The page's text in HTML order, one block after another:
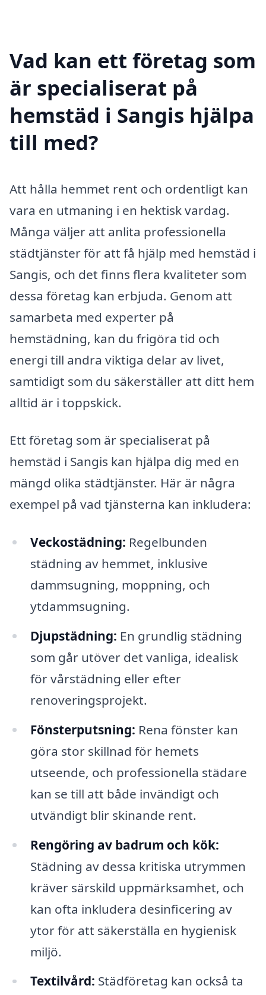
Vad kan ett företag som
är specialiserat på
hemstäd i Sangis hjälpa
till med?
Att hålla hemmet rent och ordentligt kan
vara en utmaning i en hektisk vardag.
Många väljer att anlita professionella
städtjänster för att få hjälp med hemstäd i
Sangis, och det finns flera kvaliteter som
dessa företag kan erbjuda. Genom att
samarbeta med experter på
hemstädning, kan du frigöra tid och
energi till andra viktiga delar av livet,
samtidigt som du säkerställer att ditt hem
alltid är i toppskick.
Ett företag som är specialiserat på
hemstäd i Sangis kan hjälpa dig med en
mängd olika städtjänster. Här är några
exempel på vad tjänsterna kan inkludera:
Veckostädning: Regelbunden
städning av hemmet, inklusive
dammsugning, moppning, och
ytdammsugning.
Djupstädning: En grundlig städning
som går utöver det vanliga, idealisk
för vårstädning eller efter
renoveringsprojekt.
Fönsterputsning: Rena fönster kan
göra stor skillnad för hemets
utseende, och professionella städare
kan se till att både invändigt och
utvändigt blir skinande rent.
Rengöring av badrum och kök:
Städning av dessa kritiska utrymmen
kräver särskild uppmärksamhet, och
kan ofta inkludera desinficering av
ytor för att säkerställa en hygienisk
miljö.
Textilvård: Städföretag kan också ta